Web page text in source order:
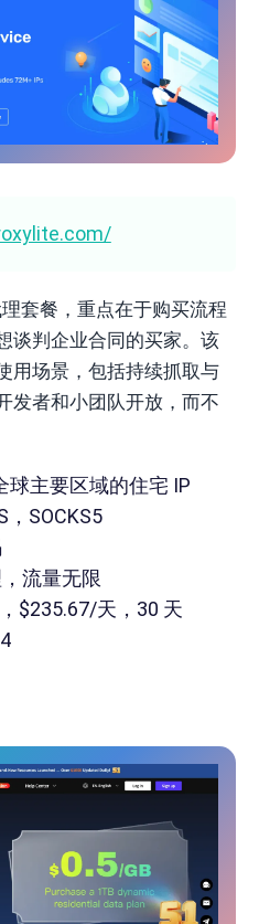
套餐，重点在于购买流程
谈判企业合同的买家。该
用场景，包括持续抓取与
发者和小团队开放，而不
球主要区域的住宅 IP
SOCKS5
流量无限
$235.67/天，30 天